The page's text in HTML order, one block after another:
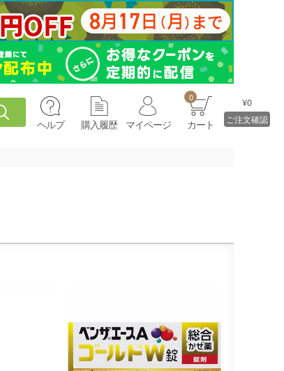
ヘルプ 購入履歴 マイページ
0
カート
¥0
ご注文確認